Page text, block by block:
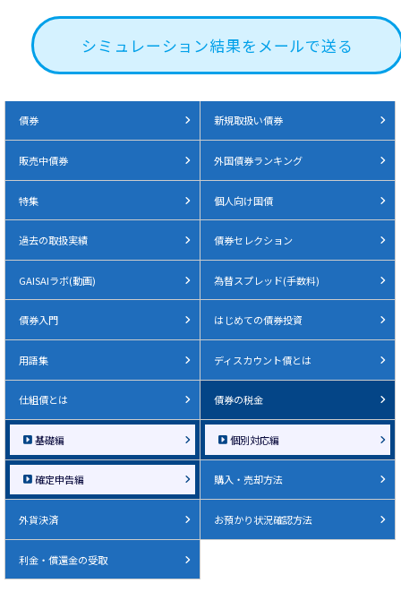
シミュレーション結果をメールで送る
債券 新規取扱い債券
販売中債券 外国債券ランキング
特集 個人向け国債
過去の取扱実績 債券セレクション
GAISAIラボ(動画) 為替スプレッド(手数料)
債券入門 はじめての債券投資
用語集 ディスカウント債とは
仕組債とは 債券の税金
基礎編 個別対応編
確定申告編 購入・売却方法
外貨決済 お預かり状況確認方法
利金・償還金の受取